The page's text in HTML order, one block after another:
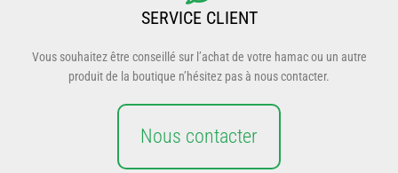
SERVICE CLIENT
Vous souhaitez être conseillé sur l’achat de votre hamac ou un autre
produit de la boutique n’hésitez pas à nous contacter.
Nous contacter